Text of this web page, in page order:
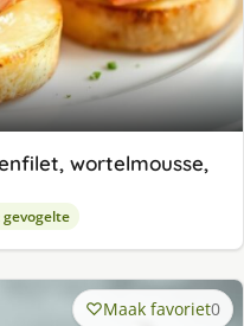
wortelmousse,
gevogelte
Maak favoriet0